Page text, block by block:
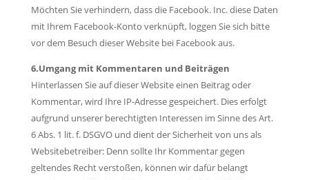
Möchten Sie verhindern, dass die Facebook. Inc. diese Daten
mit Ihrem Facebook-Konto verknüpft, loggen Sie sich bitte
vor dem Besuch dieser Website bei Facebook aus.
6.Umgang mit Kommentaren und Beiträgen
Hinterlassen Sie auf dieser Website einen Beitrag oder
Kommentar, wird Ihre IP-Adresse gespeichert. Dies erfolgt
aufgrund unserer berechtigten Interessen im Sinne des Art.
6 Abs. 1 lit. f. DSGVO und dient der Sicherheit von uns als
Websitebetreiber: Denn sollte Ihr Kommentar gegen
geltendes Recht verstoßen, können wir dafür belangt